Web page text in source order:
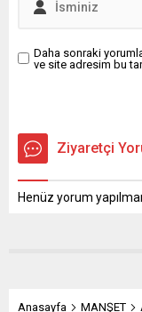
Daha sonraki
ve site adresim bu
Ziyaretçi
Henüz yorum
Anasayfa MANŞET